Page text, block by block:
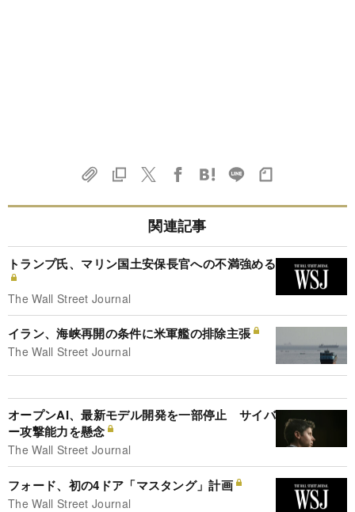
関連記事
トランプ氏、マリン国土安保長官への不満強める
The Wall Street Journal
イラン、海峡再開の条件に米軍艦の排除主張
The Wall Street Journal
オープンAI、最新モデル開発を一部停止 サイバ
ー攻撃能力を懸念
The Wall Street Journal
フォード、初の4ドア「マスタング」計画
The Wall Street Journal